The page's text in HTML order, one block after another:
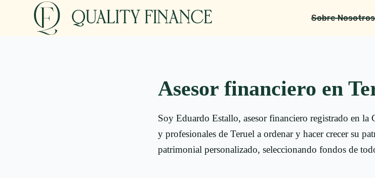
Sobre Nosotros
Asesor financiero en
Soy Eduardo Estallo, asesor financiero registrado en
y profesionales de Teruel a ordenar y hacer crecer su
patrimonial personalizado, seleccionando fondos de